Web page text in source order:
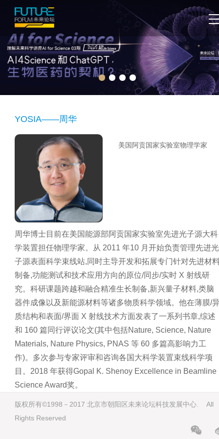
美国阿贡国家实验室物理学家
YOSIA——周华
周华博士目前在美国能源部阿贡国家实验室先进光子源大科
学装置担任物理学家。从 2011 年10 月开始负责管理先进光
子源表面科学束线站,同时主导开发和拓展专门针对先进材
制备,功能测试和技术应用方向的原位/同步/实时 X 射线研
究。科研课题跨越和融合精准生长制备,新兴量子材料,类脑
器件成像以及新能源材料等诸多物质科学领域。他在薄膜/
质结构和表面/界面 X 射线技术方面发表了一系列书章,综述
和 160 篇同行评议论文(其中包括Nature, Science, Nature
Materials, Nature Physics, PNAS 等 60 多篇高影响力工
作)。多次参与专家评审和咨询各国大科学装置束线科学项
目。2018 年获得Gopal K. Shenoy Excellence in Beamline
Science Award奖。
版权所有©1998－2017 北京市朝阳区未来论坛科技发展中心. All
Rights Reserved